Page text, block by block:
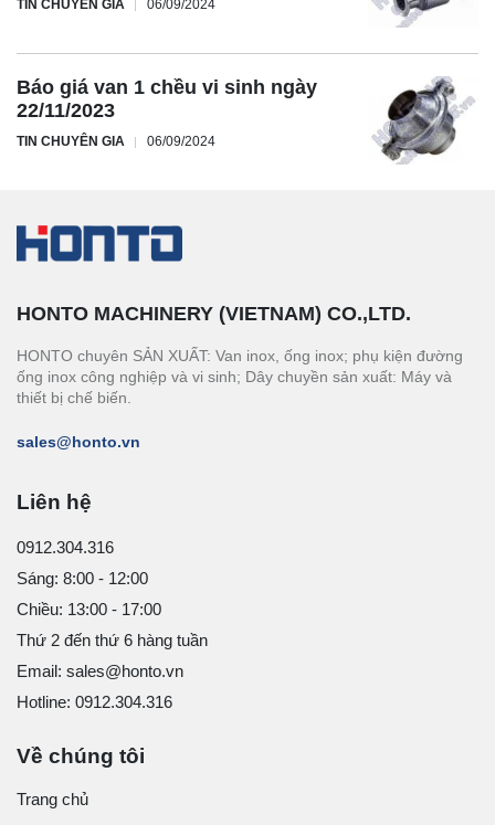
TIN CHUYÊN GIA 06/09/2024
Báo giá van 1 chều vi sinh ngày
22/11/2023
TIN CHUYÊN GIA 06/09/2024
HONTO MACHINERY (VIETNAM) CO.,LTD.
HONTO chuyên SẢN XUẤT: Van inox, ống inox; phụ kiện đường
ống inox công nghiệp và vi sinh; Dây chuyền sản xuất: Máy và
thiết bị chế biến.
sales@honto.vn
Liên hệ
0912.304.316
Sáng: 8:00 - 12:00
Chiều: 13:00 - 17:00
Thứ 2 đến thứ 6 hàng tuần
Email: sales@honto.vn
Hotline: 0912.304.316
Về chúng tôi
Trang chủ